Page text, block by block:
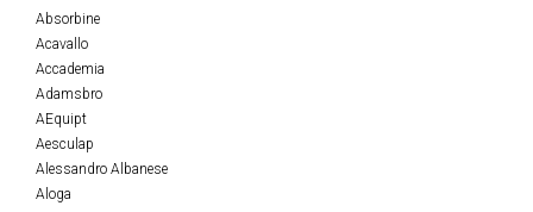
Absorbine
Acavallo
Accademia
Adamsbro
AEquipt
Aesculap
Alessandro Albanese
Aloga